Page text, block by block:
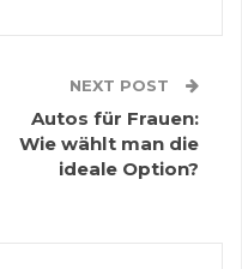
NEXT POST
Autos für Frauen:
Wie wählt man die
ideale Option?